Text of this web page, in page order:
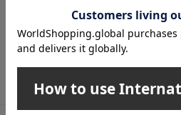
送料無料クーポンやキャンペーン、新
ど、「高島屋オンラインストア」の
たします。
メール